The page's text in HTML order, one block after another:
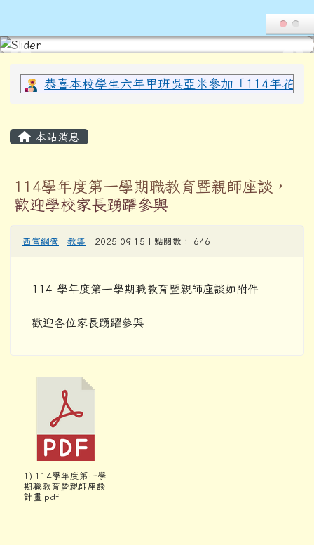
花蓮縣光復鄉西富國民小學全球資
上中區域內容
恭喜本校學生六年甲班吳亞米參加「114年花
本站消息
114學年度第一學期職教育暨親師座談，
歡迎學校家長踴躍參與
西富網管 - 教導 | 2025-09-15 | 點閱數： 646
114 學年度第一學期職教育暨親師座談如附件
歡迎各位家長踴躍參與
1) 114學年度第一學
期職教育暨親師座談
計畫.pdf
頁尾區域